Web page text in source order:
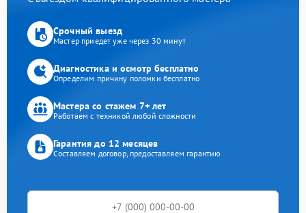
Срочный выезд
Мастер приедет уже через 30 минут
Диагностика и осмотр бесплатно
Определим причину поломки бесплатно
Мастера со стажем 7+ лет
Работаем с техникой любой сложности
Гарантия до 12 месяцев
Составляем договор, предоставляем гарантию